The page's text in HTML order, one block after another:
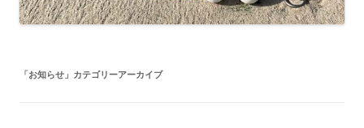
「お知らせ 」カテゴリーアーカイブ